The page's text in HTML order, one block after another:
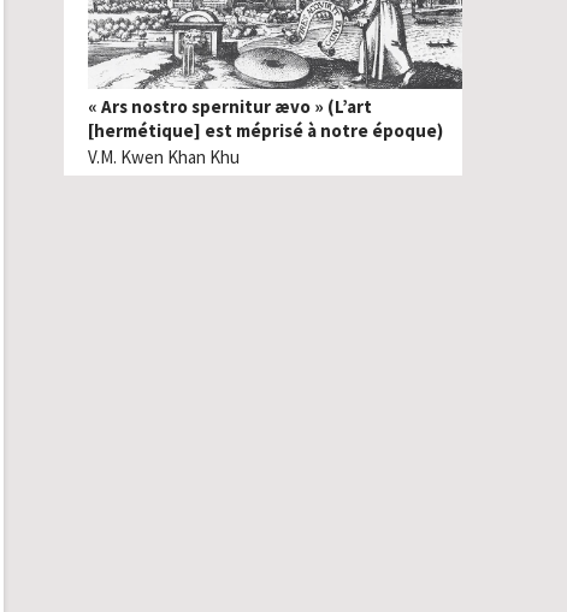
« Ars nostro spernitur ævo » (L’art
[hermétique] est méprisé à notre époque)
V.M. Kwen Khan Khu